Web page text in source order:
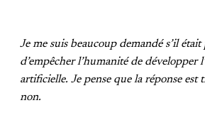
Je me suis beaucoup demandé s’il était
d’empêcher l’humanité de développer
artificielle. Je pense que la réponse est
non.